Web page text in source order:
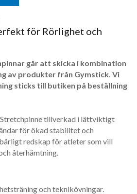
för Rörlighet och
går att skicka i kombination
av produkter från Gymstick. Vi
sticks till butiken på beställning
Stretchpinne tillverkad i lättviktigt
för ökad stabilitet och
redskap för atleter som vill
återhämtning.
och teknikövningar.